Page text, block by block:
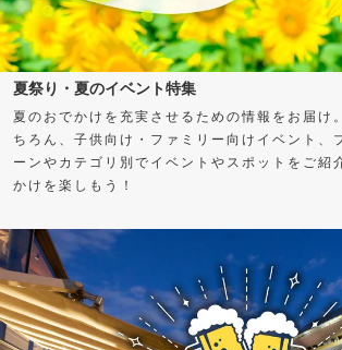
夏祭り・夏のイベント特集
夏のおでかけを充実させるための情報をお届け
ちろん、子供向け・ファミリー向けイベント、
ーンやカテゴリ別でイベントやスポットをご紹
かけを楽しもう！